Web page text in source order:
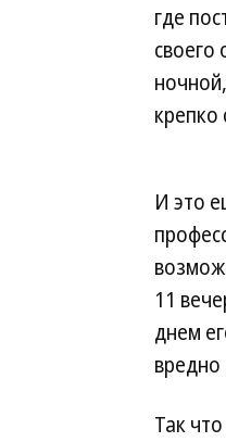
где
своего
крепко
И это
11
днем
вредно
Так